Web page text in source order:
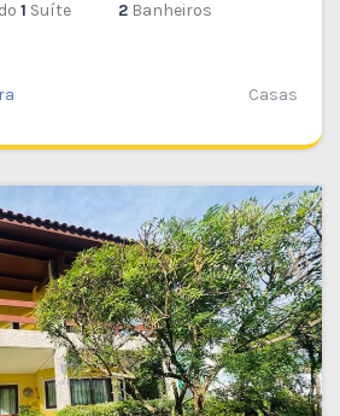
1 Suíte 2 Banheiros
Casas